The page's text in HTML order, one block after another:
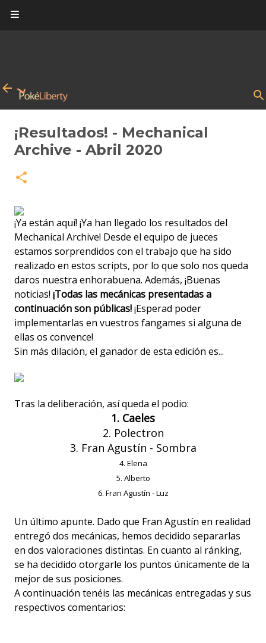
¡Resultados! - Mechanical
Archive - Abril 2020
¡Ya están aquí! ¡Ya han llegado los resultados del
Mechanical Archive! Desde el equipo de jueces
estamos sorprendidos con el trabajo que ha sido
realizado en estos scripts, por lo que solo nos queda
daros nuestra enhorabuena. Además, ¡Buenas
noticias! ¡Todas las mecánicas presentadas a
continuación son públicas!¡Esperad poder
implementarlas en vuestros fangames si alguna de
ellas os convence!
Sin más dilación, el ganador de esta edición es...
Tras la deliberación, así queda el podio:
1. Caeles
2. Polectron
3. Fran Agustín - Sombra
4. Elena
5. Alberto
6. Fran Agustín - Luz
Un último apunte. Dado que Fran Agustín en realidad
entregó dos mecánicas, hemos decidido separarlas
en dos valoraciones distintas. En cuanto al ránking,
se ha decidido otorgarle los puntos únicamente de la
mejor de sus posiciones.
A continuación tenéis las mecánicas entregadas y sus
respectivos comentarios: